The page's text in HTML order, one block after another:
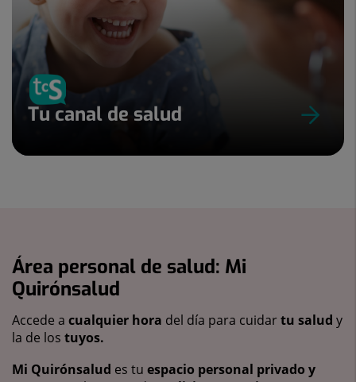
Tu canal de salud
Área personal de salud: Mi
Quirónsalud
Accede a cualquier hora del día para cuidartu salud y
la de los tuyos.
Mi Quirónsalud es tu espacio personal privado y